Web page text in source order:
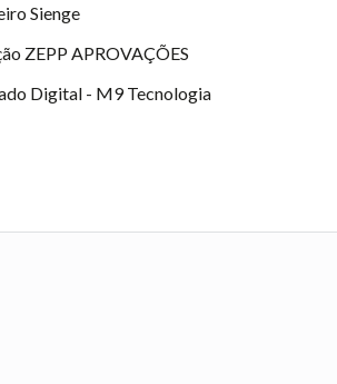
Sienge
ZEPP APROVAÇÕES
Digital - M9 Tecnologia